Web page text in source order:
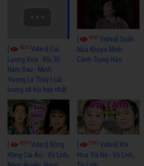
6325 Video] Cải
Lương Xưa : Rồi 30
Năm Sau - Minh
Vương Lệ Thủy | cải
lương xã hội hay nhất
6041Video] Quán
Nửa Khuya-Minh
Cảnh-Trọng Hữu
9059 Video] Bông
Hồng Cài Áo - Vũ Linh,
7352Video] Khi
Hoa Trà Nở - Vũ Linh,